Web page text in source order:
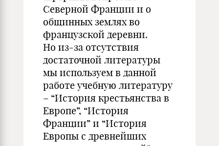
Северной Франции и о
общинных землях во
французской деревни.
Но из-за отсутствия
достаточной литературы
мы используем в данной
работе учебную литературу
– “История крестьянства в
Европе”, “История
Франции” и “История
Европы с древнейших